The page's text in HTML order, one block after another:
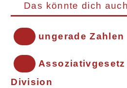
Das könnte dich
ungerade Zahlen
Division